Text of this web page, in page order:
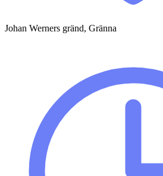
Johan Werners gränd, Gränna